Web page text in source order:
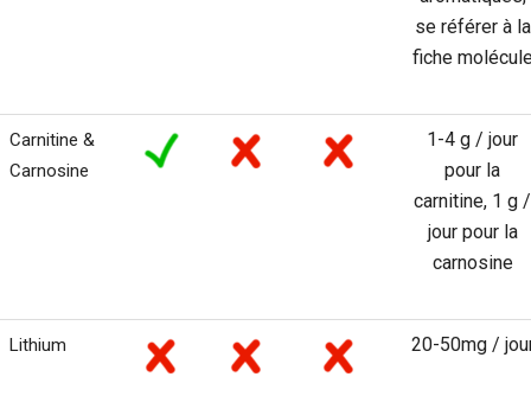
se référer à la
fiche
Carnitine &
Carnosine
1-4 g / jour
pour la
carnitine, 1 g /
jour pour la
carnosine
Lithium 20-50mg /